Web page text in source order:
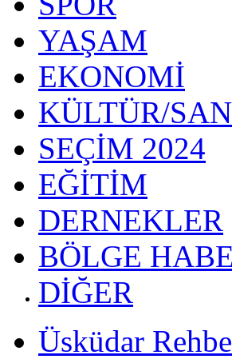
YAŞAM
EKONOMİ
KÜLTÜR/
SEÇİM 2024
EĞİTİM
DERNEKLER
BÖLGE
DİĞER
Üsküdar